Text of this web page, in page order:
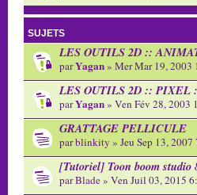
SUJETS
LES OUTILS 2D ::
parYagan» Mer Mar 19, 2003
LES OUTILS 2D :: PIXEL
parYagan» Ven Fév 28, 2003
GRATTAGE PELLICULE
parblinkity » Jeu Sep 13, 2007
[Tutoriel] Toon boom studio
parBlade» Ven Juil 03, 2015